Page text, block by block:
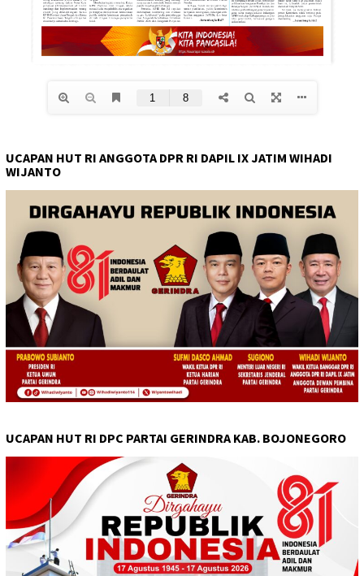
UCAPAN HUT RI ANGGOTA DPR RI DAPIL IX JATIM WIHADI
WIJANTO
UCAPAN HUT RI DPC PARTAI GERINDRA KAB. BOJONEGORO